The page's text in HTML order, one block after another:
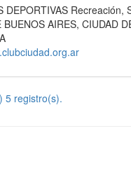
DEPORTIVAS Recreación,
BUENOS AIRES, CIUDAD
5 registro(s).